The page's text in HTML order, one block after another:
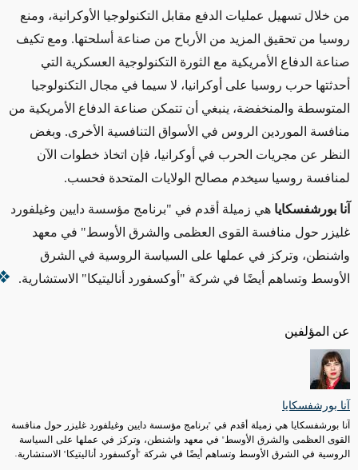
عن المؤلفين
آنا بورشفسكايا
آنا بورشفسكايا هي زميلة أقدم في "برنامج مؤسسة دايين وغيلفورد غليزر حول منافسة
القوى العظمى والشرق الأوسط" في معهد واشنطن، وتركز في عملها على السياسة
الروسية في الشرق الأوسط وتساهم أيضًا في شركة "أوكسفورد أناليتيكا" الاستشارية.
من خلال تسهيل عمليات الدفع مقابل التكنولوجيا الأوكرانية، ومنع
روسيا من تحقيق المزيد من الأرباح من صناعة أسلحتها. ومع تكيف
صناعة الدفاع الأمريكية مع الثورة التكنولوجية العسكرية التي
أحدثتها حرب روسيا على أوكرانيا، لا سيما في مجال التكنولوجيا
المتوسطة والمنخفضة، ينبغي أن تتمكن صناعة الدفاع الأمريكية من
منافسة الموردين الروس في الأسواق التنافسية الأخرى. وبغض
النظر عن مجريات الحرب في أوكرانيا، فإن اتخاذ خطوات الآن
لمنافسة روسيا سيخدم مصالح الولايات المتحدة فحسب.
آنا بورشفسكاياهي زميلة أقدم في "برنامج مؤسسة دايين وغيلفورد
غليزر حول منافسة القوى العظمى والشرق الأوسط" في معهد
واشنطن، وتركز في عملها على السياسة الروسية في الشرق
الأوسط وتساهم أيضًا في شركة "أوكسفورد أناليتيكا" الاستشارية.